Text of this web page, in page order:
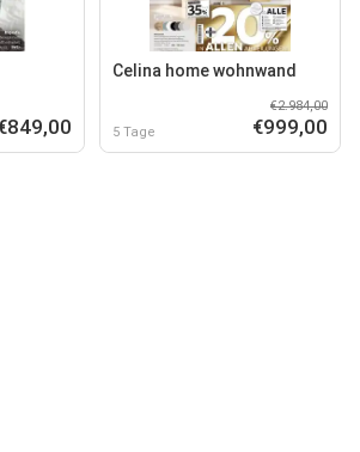
Celina home wohnwand
5 Tage
€2.984,00
€999,00